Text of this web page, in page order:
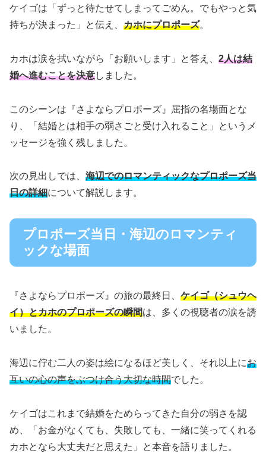
ケイゴは「ずっと待たせてしまってごめん。でもやっと気
持ちが決まった」と伝え、 カホにプロポーズ。
カホは涙を拭いながら「お願いします」と答え、 2人は結
婚へ進むことを決意しました。
このシーンは『さよならプロポーズ』屈指の名場面とな
り、「結婚とは相手の弱さごと受け入れること」というメ
ッセージを強く残しました。
次の見出しでは、 海辺でのロマンティックなプロポーズ当
日の詳細について解説します。
プロポーズ当日・海辺のロマンティ
ックな場面
『さよならプロポーズ』の旅の最終日、 ケイゴ（シュウヘ
イ）とカホのプロポーズの瞬間は、多くの視聴者の涙を誘
いました。
海辺に佇む二人の姿は絵になるほど美しく、それ以上にお
互いの心の声をぶつけ合う大切な時間でした。
ケイゴはこれまで結婚をためらってきた自分の弱さを認
め、「お金がなくても、失敗しても、一緒に笑ってくれる
カホとなら大丈夫だと思えた」と本音を語りました。